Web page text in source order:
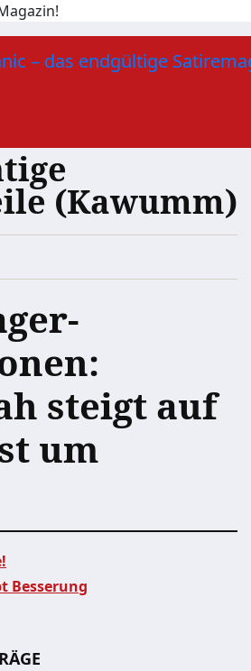
(Kawumm)
steigt auf
um
Besserung